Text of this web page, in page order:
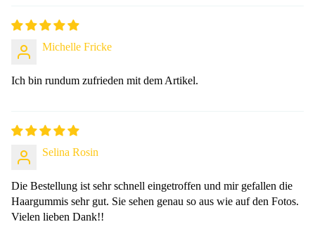
Michelle Fricke
Ich bin rundum zufrieden mit dem Artikel.
Selina Rosin
Die Bestellung ist sehr schnell eingetroffen und mir gefallen die
Haargummis sehr gut. Sie sehen genau so aus wie auf den Fotos.
Vielen lieben Dank!!